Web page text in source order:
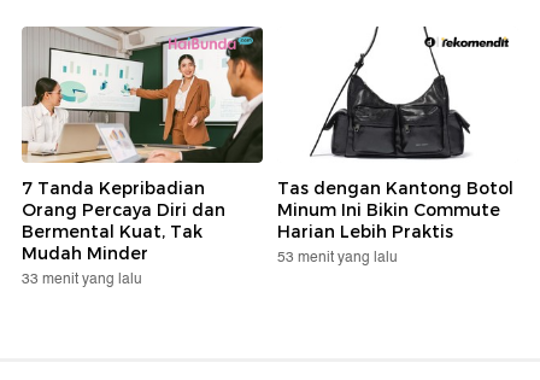
7 Tanda Kepribadian
Orang Percaya Diri dan
Bermental Kuat, Tak
Mudah Minder
33 menit yang lalu
Tas dengan Kantong Botol
Minum Ini Bikin Commute
Harian Lebih Praktis
53 menit yang lalu